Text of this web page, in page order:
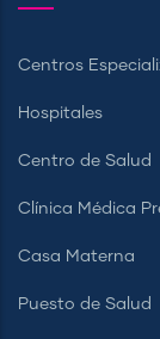
Centros
Hospitales
Centro de Salud
Clínica Médica
Casa Materna
Puesto de Salud